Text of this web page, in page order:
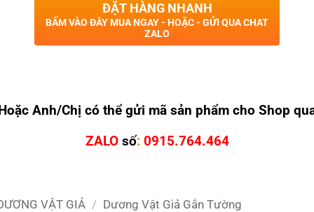
ĐẶT HÀNG NHANH
BẤM VÀO ĐÂY MUA NGAY - HOẶC - GỬI QUA CHAT
ZALO
Anh/Chị có thể gửi mã sản phẩm cho Shop
ZALO số: 0915.764.464
VẬT GIẢ / Dương Vật Giả Gắn Tường